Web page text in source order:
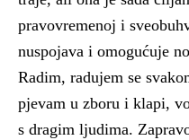
pravovremenoj i
nuspojava i omogućuje
Radim, radujem se
pjevam u zboru i klapi,
s dragim ljudima.